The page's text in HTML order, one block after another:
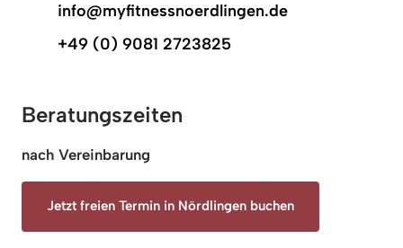
info@myfitnessnoerdlingen.de
+49 (0) 9081 2723825
Beratungszeiten
nach Vereinbarung
Jetzt freien Termin in Nördlingen buchen